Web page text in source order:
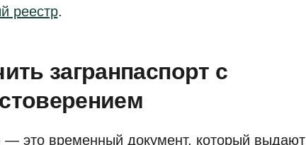
реестр.
загранпаспорт с
— это временный документ, который выдают